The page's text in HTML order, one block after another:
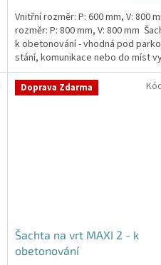
Vnitřní rozměr: P: 600 mm, V: 800
rozměr: P: 800 mm, V: 800 mm
k obetonování - vhodná pod
stání, komunikace nebo do míst
Doprava Zdarma
Šachta na vrt MAXI 2 - k
obetonování